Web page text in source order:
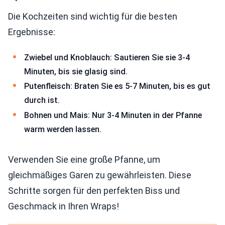
Die Kochzeiten sind wichtig für die besten
Ergebnisse:
Zwiebel und Knoblauch: Sautieren Sie sie 3-4
Minuten, bis sie glasig sind.
Putenfleisch: Braten Sie es 5-7 Minuten, bis es gut
durch ist.
Bohnen und Mais: Nur 3-4 Minuten in der Pfanne
warm werden lassen.
Verwenden Sie eine große Pfanne, um
gleichmäßiges Garen zu gewährleisten. Diese
Schritte sorgen für den perfekten Biss und
Geschmack in Ihren Wraps!